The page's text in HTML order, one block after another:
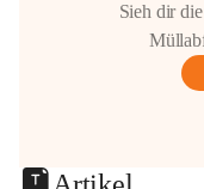
Sieh dir